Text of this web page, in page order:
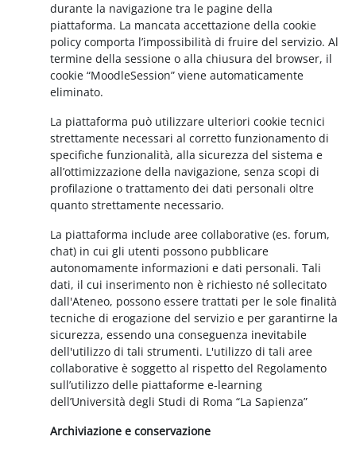
durante la navigazione tra le pagine della
piattaforma. La mancata accettazione della cookie
policy comporta l’impossibilità di fruire del servizio. Al
termine della sessione o alla chiusura del browser, il
cookie “MoodleSession” viene automaticamente
eliminato.
La piattaforma può utilizzare ulteriori cookie tecnici
strettamente necessari al corretto funzionamento di
specifiche funzionalità, alla sicurezza del sistema e
all’ottimizzazione della navigazione, senza scopi di
profilazione o trattamento dei dati personali oltre
quanto strettamente necessario.
La piattaforma include aree collaborative (es. forum,
chat) in cui gli utenti possono pubblicare
autonomamente informazioni e dati personali. Tali
dati, il cui inserimento non è richiesto né sollecitato
dall'Ateneo, possono essere trattati per le sole finalità
tecniche di erogazione del servizio e per garantirne la
sicurezza, essendo una conseguenza inevitabile
dell'utilizzo di tali strumenti. L'utilizzo di tali aree
collaborative è soggetto al rispetto del Regolamento
sull’utilizzo delle piattaforme e-learning
dell’Università degli Studi di Roma “La Sapienza”
Archiviazione e conservazione